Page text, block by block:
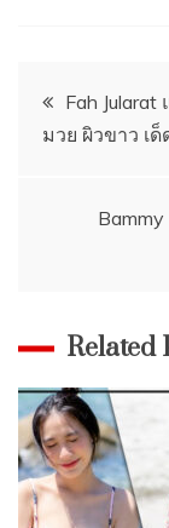
Post
Fah
มวย ผิวขาว เ
Related